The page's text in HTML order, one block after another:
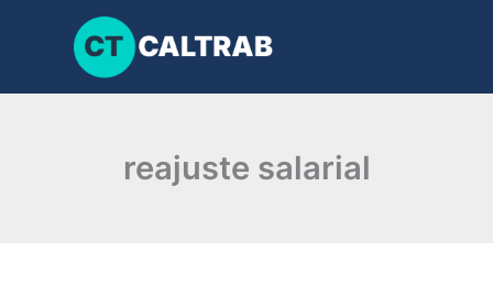
conteúdo
reajuste salarial